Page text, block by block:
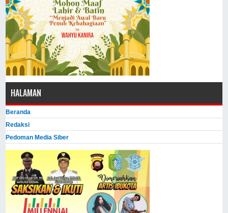
HALAMAN
Beranda
Redaksi
Pedoman Media Siber